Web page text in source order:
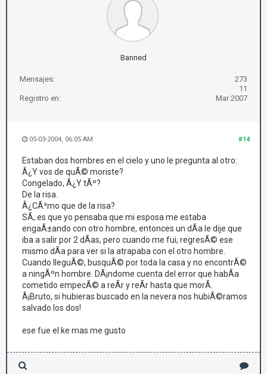
Banned
Mensajes:
273
11
Registro en:
Mar 2007
#14
05-03-2004, 06:05 AM
Estaban dos hombres en el cielo y uno le pregunta al otro:
Â¿Y vos de quÃ© moriste?
Congelado, Â¿Y tÃº?
De la risa.
Â¿CÃ³mo que de la risa?
SÃ­, es que yo pensaba que mi esposa me estaba
engaÃ±ando con otro hombre, entonces un dÃ­a le dije que
iba a salir por 2 dÃ­as, pero cuando me fui, regresÃ© ese
mismo dÃ­a para ver si la atrapaba con el otro hombre.
Cuando lleguÃ©, busquÃ© por toda la casa y no encontrÃ©
a ningÃºn hombre. DÃ¡ndome cuenta del error que habÃ­a
cometido empecÃ© a reÃ­r y reÃ­r hasta que morÃ­.
Â¡Bruto, si hubieras buscado en la nevera nos hubiÃ©ramos
salvado los dos!
ese fue el ke mas me gusto